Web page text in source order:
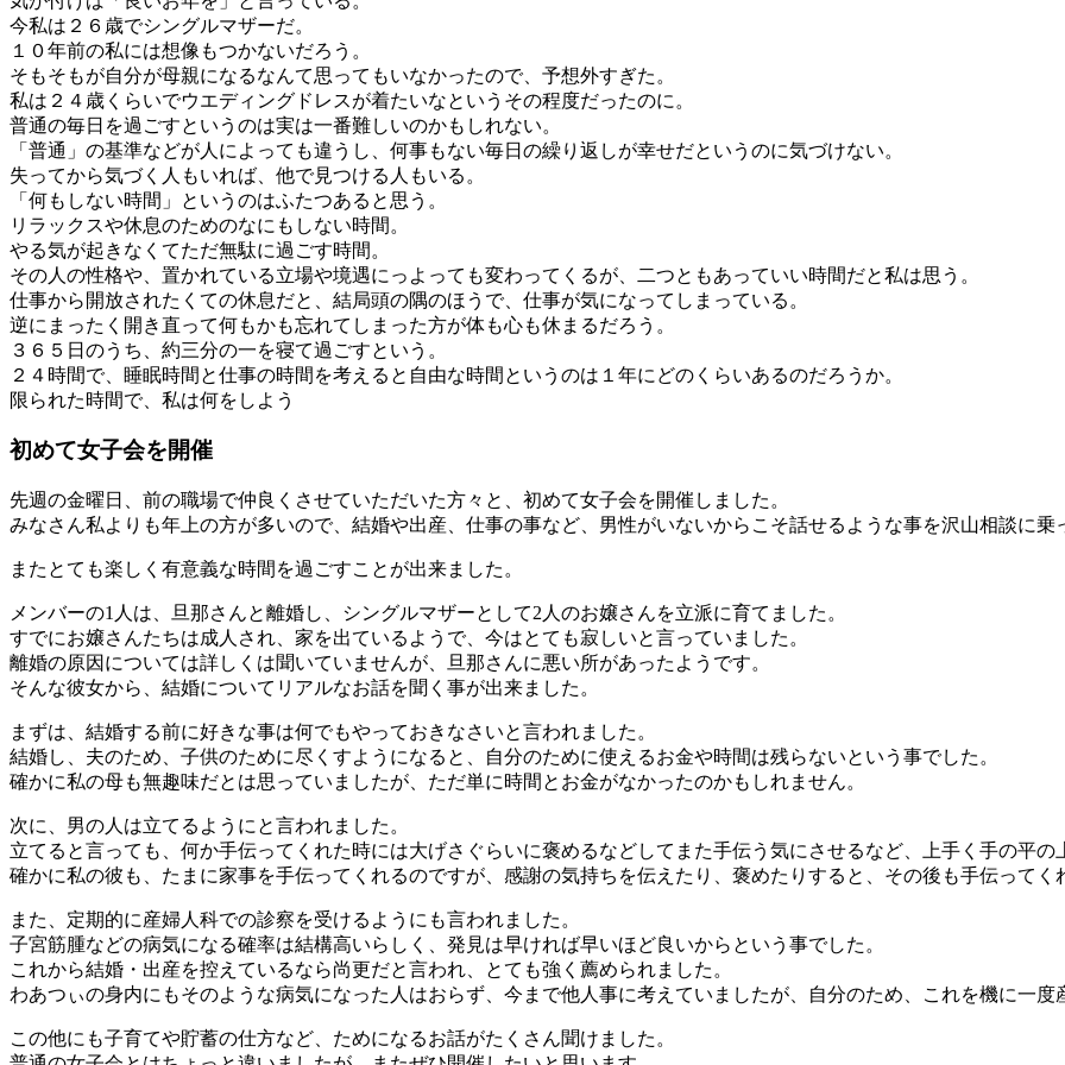
今私は２６歳でシングルマザーだ。
１０年前の私には想像もつかないだろう。
そもそもが自分が母親になるなんて思ってもいなかったので、予想外すぎた。
私は２４歳くらいでウエディングドレスが着たいなというその程度だったのに。
普通の毎日を過ごすというのは実は一番難しいのかもしれない。
「普通」の基準などが人によっても違うし、何事もない毎日の繰り返しが幸せだというのに気づけない。
失ってから気づく人もいれば、他で見つける人もいる。
「何もしない時間」というのはふたつあると思う。
リラックスや休息のためのなにもしない時間。
やる気が起きなくてただ無駄に過ごす時間。
その人の性格や、置かれている立場や境遇にっよっても変わってくるが、二つともあっていい時間だと私は思う。
仕事から開放されたくての休息だと、結局頭の隅のほうで、仕事が気になってしまっている。
逆にまったく開き直って何もかも忘れてしまった方が体も心も休まるだろう。
３６５日のうち、約三分の一を寝て過ごすという。
２４時間で、睡眠時間と仕事の時間を考えると自由な時間というのは１年にどのくらいあるのだろうか。
限られた時間で、私は何をしよう
初めて女子会を開催
先週の金曜日、前の職場で仲良くさせていただいた方々と、初めて女子会を開催しました。
みなさん私よりも年上の方が多いので、結婚や出産、仕事の事など、男性がいないからこそ話せるような事を沢山相談に
またとても楽しく有意義な時間を過ごすことが出来ました。
メンバーの1人は、旦那さんと離婚し、シングルマザーとして2人のお嬢さんを立派に育てました。
すでにお嬢さんたちは成人され、家を出ているようで、今はとても寂しいと言っていました。
離婚の原因については詳しくは聞いていませんが、旦那さんに悪い所があったようです。
そんな彼女から、結婚についてリアルなお話を聞く事が出来ました。
まずは、結婚する前に好きな事は何でもやっておきなさいと言われました。
結婚し、夫のため、子供のために尽くすようになると、自分のために使えるお金や時間は残らないという事でした。
確かに私の母も無趣味だとは思っていましたが、ただ単に時間とお金がなかったのかもしれません。
次に、男の人は立てるようにと言われました。
立てると言っても、何か手伝ってくれた時には大げさぐらいに褒めるなどしてまた手伝う気にさせるなど、上手く手の平
確かに私の彼も、たまに家事を手伝ってくれるのですが、感謝の気持ちを伝えたり、褒めたりすると、その後も手伝ってく
また、定期的に産婦人科での診察を受けるようにも言われました。
子宮筋腫などの病気になる確率は結構高いらしく、発見は早ければ早いほど良いからという事でした。
これから結婚・出産を控えているなら尚更だと言われ、とても強く薦められました。
わあつぃの身内にもそのような病気になった人はおらず、今まで他人事に考えていましたが、自分のため、これを機に一
この他にも子育てや貯蓄の仕方など、ためになるお話がたくさん聞けました。